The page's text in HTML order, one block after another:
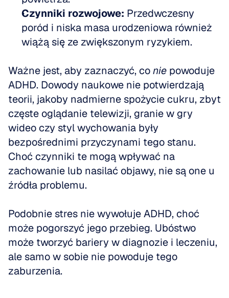
Czynniki rozwojowe: Przedwczesny
poród i niska masa urodzeniowa również
wiążą się ze zwiększonym ryzykiem.
Ważne jest, aby zaznaczyć, co nie powoduje
ADHD. Dowody naukowe nie potwierdzają
teorii, jakoby nadmierne spożycie cukru, zbyt
częste oglądanie telewizji, granie w gry
wideo czy styl wychowania były
bezpośrednimi przyczynami tego stanu.
Choć czynniki te mogą wpływać na
zachowanie lub nasilać objawy, nie są one u
źródła problemu.
Podobnie stres nie wywołuje ADHD, choć
może pogorszyć jego przebieg. Ubóstwo
może tworzyć bariery w diagnozie i leczeniu,
ale samo w sobie nie powoduje tego
zaburzenia.